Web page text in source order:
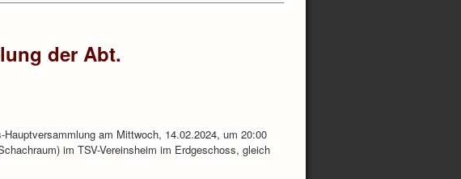
der Abt.
am Mittwoch, 14.02.2024, um 20:00
im TSV-Vereinsheim im Erdgeschoss, gleich